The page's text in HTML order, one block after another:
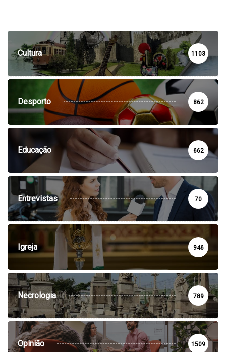
Cultura 1103
Desporto 862
Educação 662
Entrevistas 70
Igreja 946
Necrologia 789
Opinião 1509